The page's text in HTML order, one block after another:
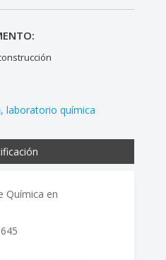
laboratorio química
Química en